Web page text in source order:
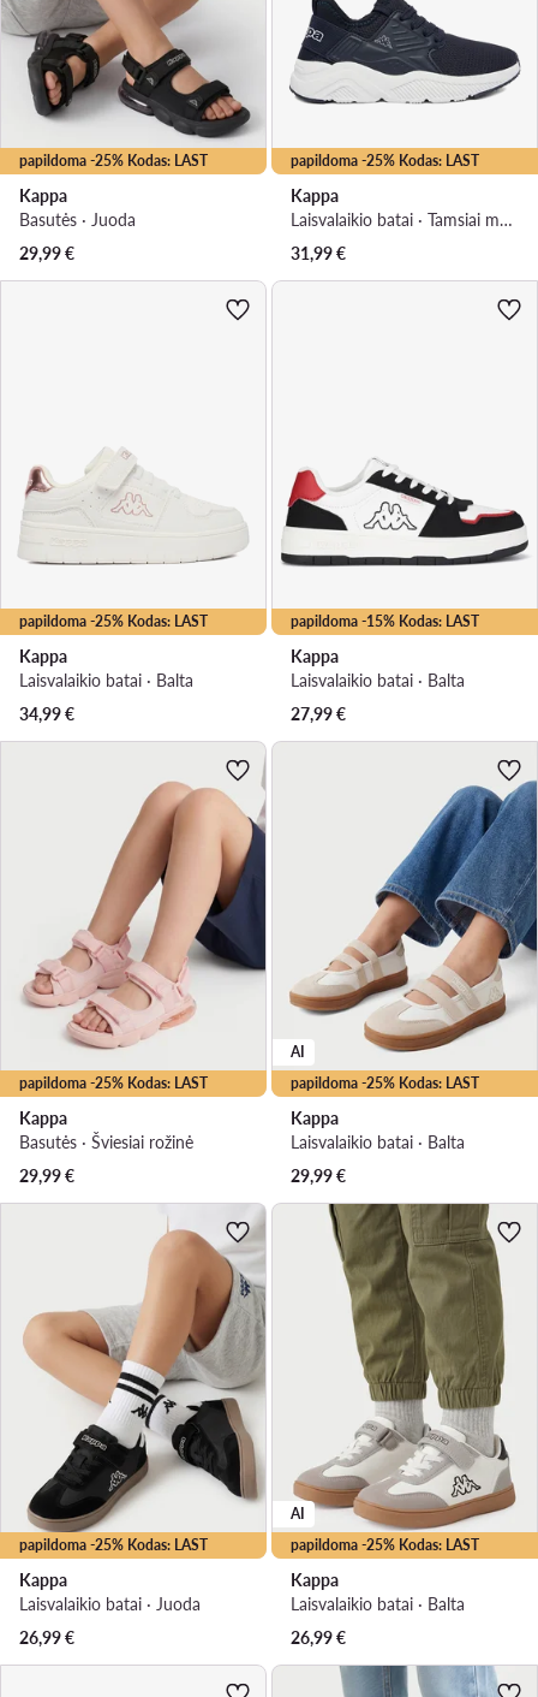
papildoma -25% Kodas: LAST
Kappa
Basutės · Juoda
29,99€
papildoma -25% Kodas: LAST
Kappa
Laisvalaikio batai · Tamsiai mėlyna
31,99€
papildoma -25% Kodas: LAST
Kappa
Laisvalaikio batai · Balta
34,99€
papildoma -15% Kodas: LAST
Kappa
Laisvalaikio batai · Balta
27,99€
papildoma -25% Kodas: LAST
Kappa
Basutės · Šviesiai rožinė
29,99€
papildoma -25% Kodas: LAST
AI
Kappa
Laisvalaikio batai · Balta
29,99€
papildoma -25% Kodas: LAST
Kappa
Laisvalaikio batai · Juoda
26,99€
papildoma -25% Kodas: LAST
AI
Kappa
Laisvalaikio batai · Balta
26,99€